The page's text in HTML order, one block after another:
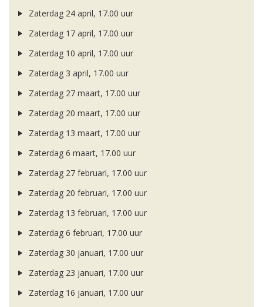
Zaterdag 24 april, 17.00 uur
Zaterdag 17 april, 17.00 uur
Zaterdag 10 april, 17.00 uur
Zaterdag 3 april, 17.00 uur
Zaterdag 27 maart, 17.00 uur
Zaterdag 20 maart, 17.00 uur
Zaterdag 13 maart, 17.00 uur
Zaterdag 6 maart, 17.00 uur
Zaterdag 27 februari, 17.00 uur
Zaterdag 20 februari, 17.00 uur
Zaterdag 13 februari, 17.00 uur
Zaterdag 6 februari, 17.00 uur
Zaterdag 30 januari, 17.00 uur
Zaterdag 23 januari, 17.00 uur
Zaterdag 16 januari, 17.00 uur